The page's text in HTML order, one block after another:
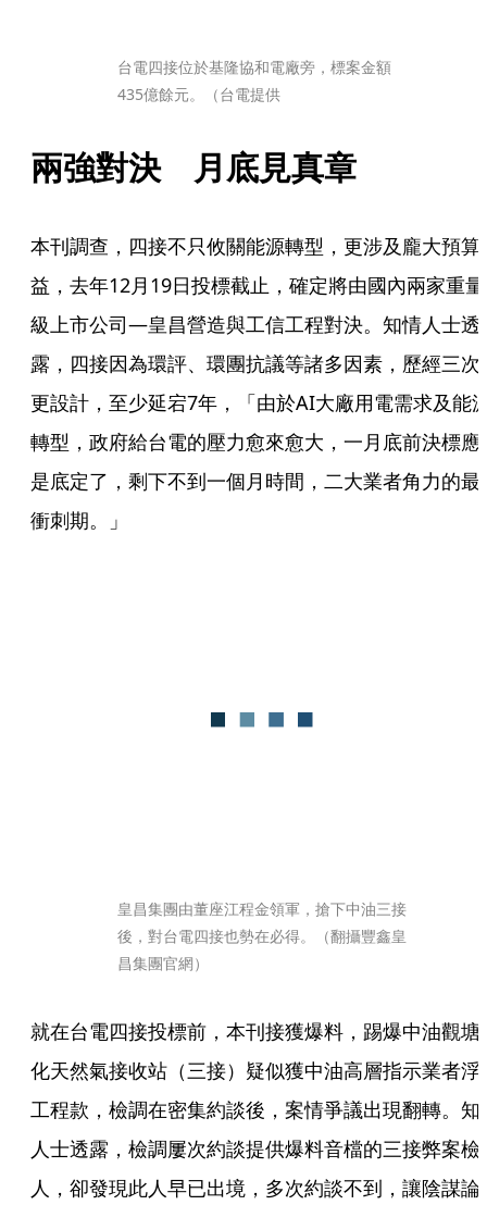
台電四接位於基隆協和電廠旁，標案金額
435億餘元。（台電提供
兩強對決　月底見真章
本刊調查，四接不只攸關能源轉型，更涉及龐大預算
益，去年12月19日投標截止，確定將由國內兩家重量
級上市公司—皇昌營造與工信工程對決。知情人士透
露，四接因為環評、環團抗議等諸多因素，歷經三次
更設計，至少延宕7年，「由於AI大廠用電需求及能
轉型，政府給台電的壓力愈來愈大，一月底前決標應
是底定了，剩下不到一個月時間，二大業者角力的最
衝刺期。」
皇昌集團由董座江程金領軍，搶下中油三接
後，對台電四接也勢在必得。（翻攝豐鑫皇
昌集團官網）
就在台電四接投標前，本刊接獲爆料，踢爆中油觀塘
化天然氣接收站（三接）疑似獲中油高層指示業者浮
工程款，檢調在密集約談後，案情爭議出現翻轉。知
人士透露，檢調屢次約談提供爆料音檔的三接弊案檢
人，卻發現此人早已出境，多次約談不到，讓陰謀論